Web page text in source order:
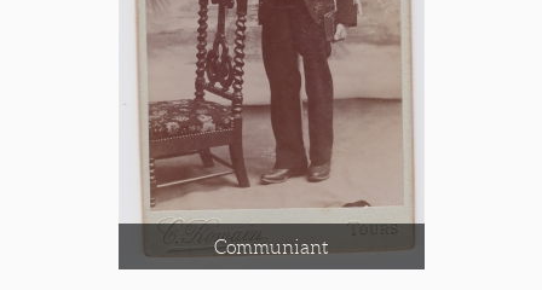
Communiant